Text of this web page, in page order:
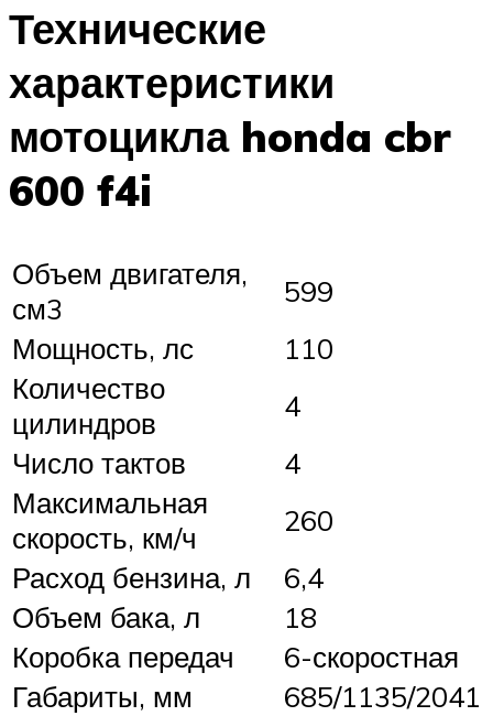
Технические
характеристики
мотоцикла honda cbr
600 f4i
Объем двигателя,
см3
599
Мощность, лс
110
Количество
цилиндров
4
Число тактов
4
Максимальная
скорость, км/ч
260
Расход бензина, л
6,4
Объем бака, л
18
Коробка передач
6-скоростная
Габариты, мм
685/1135/2041